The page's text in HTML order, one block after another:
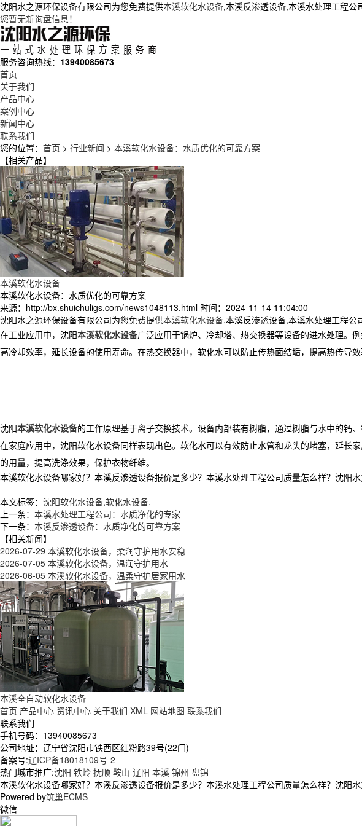
沈阳水之源环保设备有限公司为您免费提供本溪软化水设备,本溪反渗透设备,本溪水处理工程公
您暂无新询盘信息！
服务咨询热线： 13940085673
首页
关于我们
产品中心
案例中心
新闻中心
联系我们
您的位置： 首页 > 行业新闻 > 本溪软化水设备：水质优化的可靠方案
本溪软化水设备：水质优化的可靠方案
来源：http://bx.shuichuligs.com/news1048113.html 时间：2024-11-14 11:04:00
沈阳水之源环保设备有限公司为您免费提供本溪软化水设备,本溪反渗透设备,本溪水处理工程公
在工业应用中，沈阳本溪软化水设备广泛应用于锅炉、冷却塔、热交换器等设备的进水处理。
高冷却效率，延长设备的使用寿命。在热交换器中，软化水可以防止传热面结垢，提高热传导
沈阳本溪软化水设备的工作原理基于离子交换技术。设备内部装有树脂，通过树脂与水中的钙
在家庭应用中，沈阳软化水设备同样表现出色。软化水可以有效防止水管和龙头的堵塞，延
的用量，提高洗涤效果，保护衣物纤维。
本溪软化水设备哪家好？本溪反渗透设备报价是多少？本溪水处理工程公司质量怎么样？沈
本文标签： 沈阳软化水设备,软化水设备,
上一条： 本溪水处理工程公司：水质净化的专家
下一条： 本溪反渗透设备：水质净化的可靠方案
【相关新闻】
2026-07-29 本溪软化水设备，柔润守护用水安稳
2026-07-05 本溪软化水设备，温润守护用水
2026-06-05 本溪软化水设备，温柔守护居家用水
【相关产品】
本溪软化水设备
本溪全自动软化水设备
首页 产品中心 资讯中心 关于我们 XML 网站地图 联系我们
联系我们
手机号码：13940085673
公司地址：辽宁省沈阳市铁西区红粉路39号(22门)
备案号:辽ICP备18018109号-2
热门城市推广:沈阳 铁岭 抚顺 鞍山 辽阳 本溪 锦州 盘锦
本溪软化水设备哪家好？本溪反渗透设备报价是多少？本溪水处理工程公司质量怎么样？沈
Powered by筑巢ECMS
微信